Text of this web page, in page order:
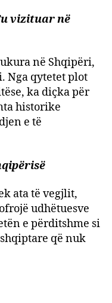
vizituar në
në Shqipëri,
Nga qytetet plot
ka diçka për
historike
e të
ata të vegjlit,
udhëtuesve
e përditshme si
që nuk